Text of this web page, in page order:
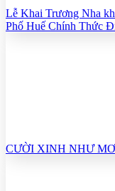
Lễ Khai Trương Nha
Phố Huế Chính Thức
CƯỜI XINH NHƯ